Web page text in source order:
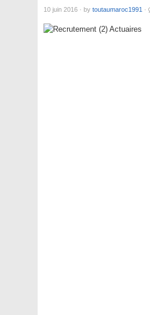
10 juin 2016 · by toutaumaroc1991 ·